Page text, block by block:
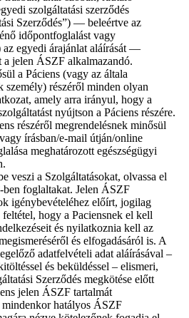
szolgáltatási szerződés
Szerződés”) — beleértve az
időpontfoglalást vagy
egyedi árajánlat aláírását —
a jelen ÁSZF alkalmazandó.
a Páciens (vagy az általa
személy) részéről minden olyan
amely arra irányul, hogy a
nyújtson a Páciens részére.
részéről megrendelésnek minősül
írásban/e-mail útján/online
meghatározott egészségügyi
veszi a Szolgáltatásokat, olvassa el
foglaltakat. Jelen ÁSZF
igénybevételéhez előírt, jogilag
hogy a Paciensnek el kell
és nyilatkoznia kell az
és elfogadásáról is. A
adatfelvételi adat aláírásával –
és beküldéssel – elismeri,
Szerződés megkötése előtt
jelen ÁSZF tartalmát
mindenkor hatályos ÁSZF